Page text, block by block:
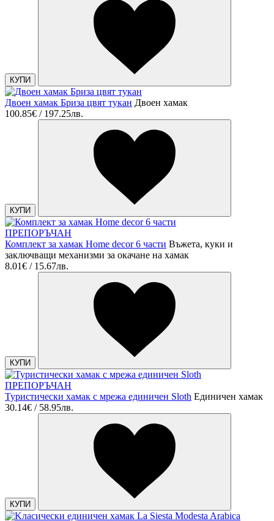
КУПИ
Двоен хамак Бриза цвят тукан Двоен хамак
100.85€ / 197.25лв.
КУПИ
ПРЕПОРЪЧАН
Комплект за хамак Home decor 6 части Въжета, куки и
заключващи механизми за окачане на хамак
8.01€ / 15.67лв.
КУПИ
ПРЕПОРЪЧАН
Туристически хамак с мрежа единичен Sloth Единичен хамак
30.14€ / 58.95лв.
КУПИ